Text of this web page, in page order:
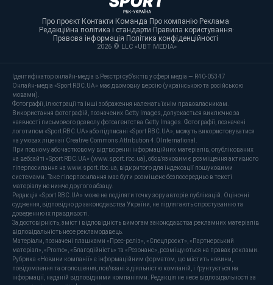
Про проєкт·Контакти·Команда·Про компанію·Реклама·
Редакційна політика і стандарти·Правила користування·
Правова інформація·Політика конфіденційності·
2026 © LLC «UBT MEDIA»
Ідентифікатор онлайн-медіа в Реєстрі суб’єктів у сфері медіа — R40-05347
Онлайн-медіа «Sport RBC.UA» має двомовну версію (українською та російською
мовами).
Фотографії, ілюстрації та інші зображення належать їхнім правовласникам.
Використання фотографій, позначених Getty Images, допускається виключно за
наявності письмового дозволу фотоагентства Getty Images. Фотографії, позначені
логотипом «Sport RBC.UA» або підписані «Sport RBC.UA», можуть використовуватися
на умовах ліцензії Creative Commons Attribution 4.0 International.
При повному або частковому відтворенні інформаційних матеріалів, опублікованих
на вебсайті «Sport RBC.UA» (www.sport.rbc.ua), обов'язковим є розміщення активного
гіперпосилання на www.sport.rbc.ua, відкритого для індексації пошуковими
системами. Таке гіперпосилання має бути розміщене безпосередньо в тексті
матеріалу не нижче другого абзацу.
Редакція «Sport RBC.UA» може не поділяти точку зору авторів публікацій. Оціночні
судження, відповідно до законодавства України, не підлягають спростуванню та
доведенню їх правдивості.
За достовірність, зміст і відповідність вимогам законодавства рекламних матеріалів
відповідальність несе рекламодавець.
Матеріали, позначені плашками «Прес-реліз», «Спецпроєкт», «Партнерський
матеріал», «Promo», «Благодійність» та «Резонанс», розміщуються на правах реклами.
Рубрика «Новини компанії» є інформаційним форматом, що містить новини,
повідомлення та оголошення, пов'язані з діяльністю компаній, і ґрунтується на
інформації, наданій відповідними компаніями. Редакція не несе відповідальності за